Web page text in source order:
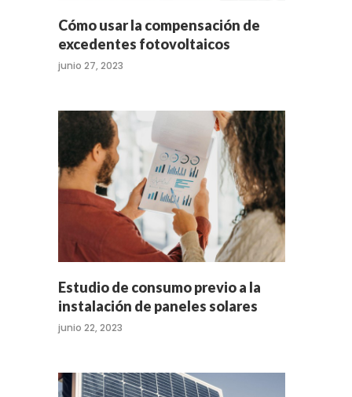
Cómo usar la compensación de
excedentes fotovoltaicos
junio 27, 2023
Estudio de consumo previo a la
instalación de paneles solares
junio 22, 2023